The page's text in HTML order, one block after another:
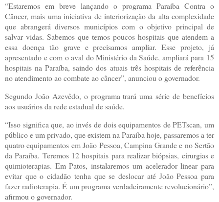
“Estaremos em breve lançando o programa Paraíba Contra o
Câncer, mais uma iniciativa de interiorização da alta complexidade
que abrangerá diversos municípios com o objetivo principal de
salvar vidas. Sabemos que temos poucos hospitais que atendem a
essa doença tão grave e precisamos ampliar. Esse projeto, já
apresentado e com o aval do Ministério da Saúde, ampliará para 15
hospitais na Paraíba, saindo dos atuais três hospitais de referência
no atendimento ao combate ao câncer”, anunciou o governador.
Segundo João Azevêdo, o programa trará uma série de benefícios
aos usuários da rede estadual de saúde.
“Isso significa que, ao invés de dois equipamentos de PETscan, um
público e um privado, que existem na Paraíba hoje, passaremos a ter
quatro equipamentos em João Pessoa, Campina Grande e no Sertão
da Paraíba. Teremos 12 hospitais para realizar biópsias, cirurgias e
quimioterapias. Em Patos, instalaremos um acelerador linear para
evitar que o cidadão tenha que se deslocar até João Pessoa para
fazer radioterapia. É um programa verdadeiramente revolucionário”,
afirmou o governador.